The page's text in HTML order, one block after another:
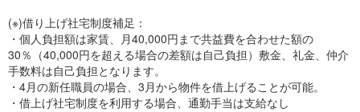
(※)借り上げ社宅制度補足：
・個人負担額は家賃、月40,000円まで共益費を合わせた額の
30％（40,000円を超える場合の差額は自己負担）敷金、礼金、仲介
手数料は自己負担となります。
・4月の新任職員の場合、3月から物件を借上げることが可能。
・借上げ社宅制度を利用する場合、通勤手当は支給なし